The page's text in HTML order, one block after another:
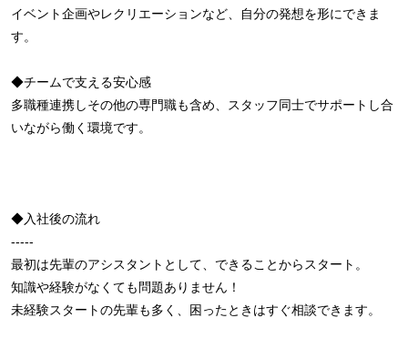
イベント企画やレクリエーションなど、自分の発想を形にできま
す。
◆チームで支える安心感
多職種連携しその他の専門職も含め、スタッフ同士でサポートし合
いながら働く環境です。
◆入社後の流れ
-----
最初は先輩のアシスタントとして、できることからスタート。
知識や経験がなくても問題ありません！
未経験スタートの先輩も多く、困ったときはすぐ相談できます。